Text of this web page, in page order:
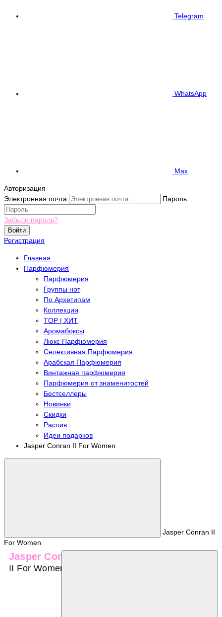
Telegram
WhatsApp
Max
Авторизация
Электронная почта
Пароль
Забыли пароль?
Войти
Регистрация
Главная
Парфюмерия
Парфюмерия
Группы нот
По Архетипам
Коллекции
TOP | ХИТ
Аромабоксы
Люкс Парфюмерия
Селективная Парфюмерия
Арабская Парфюмерия
Винтажная парфюмерия
Парфюмерия от знаменитостей
Бестселлеры
Новинки
Скидки
Распив
Идеи подарков
Jasper Conran II For Women
Jasper Conran II
For Women
Jasper Conran
II For Women